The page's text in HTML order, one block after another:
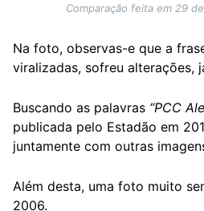
Comparação feita em 29
Na foto, observas-e que a
viralizadas, sofreu alterações,
Buscando as palavras “PCC
publicada pelo Estadão em
juntamente com outras
Além desta, uma foto muito
2006.